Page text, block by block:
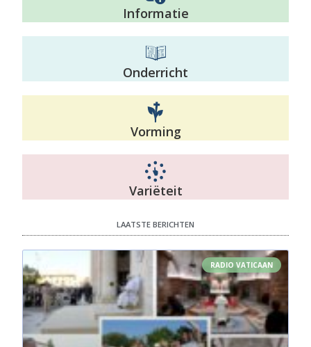
Informatie
Onderricht
Vorming
Variëteit
LAATSTE BERICHTEN
RADIO VATICAAN